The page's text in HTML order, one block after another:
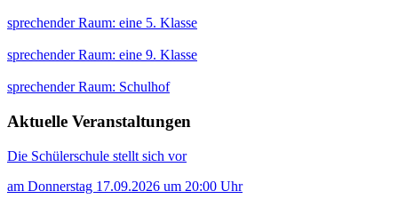
sprechender Raum: eine 5. Klasse
sprechender Raum: eine 9. Klasse
sprechender Raum: Schulhof
Aktuelle Veranstaltungen
Die Schülerschule stellt sich vor
am Donnerstag 17.09.2026 um 20:00 Uhr